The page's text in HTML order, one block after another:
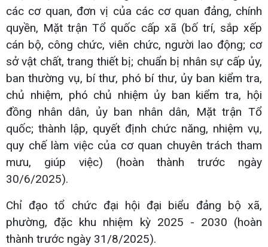
các cơ quan, đơn vị của các cơ quan đảng, chính
quyền, Mặt trận Tổ quốc cấp xã (bố trí, sắp xếp
cán bộ, công chức, viên chức, người lao động; cơ
sở vật chất, trang thiết bị; chuẩn bị nhân sự cấp ủy,
ban thường vụ, bí thư, phó bí thư, ủy ban kiểm tra,
chủ nhiệm, phó chủ nhiệm ủy ban kiểm tra, hội
đồng nhân dân, ủy ban nhân dân, Mặt trận Tổ
quốc; thành lập, quyết định chức năng, nhiệm vụ,
quy chế làm việc của cơ quan chuyên trách tham
mưu, giúp việc) (hoàn thành trước ngày
30/6/2025).
Chỉ đạo tổ chức đại hội đại biểu đảng bộ xã,
phường, đặc khu nhiệm kỳ 2025 - 2030 (hoàn
thành trước ngày 31/8/2025).